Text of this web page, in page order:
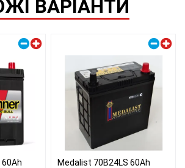
ВАРІАНТИ
60Ah
Medalist 70B24LS 60Ah